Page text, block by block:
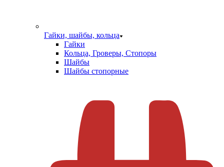
Гайки, шайбы, кольца
Гайки
Кольца, Гроверы, Стопоры
Шайбы
Шайбы стопорные